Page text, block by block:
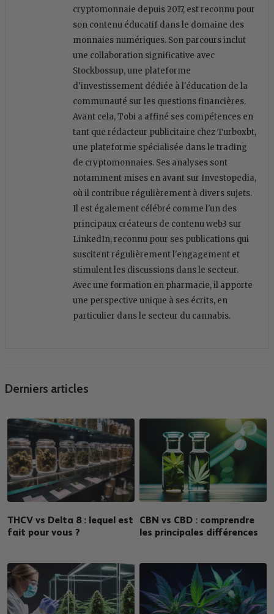
cryptomonnaie depuis 2017, est reconnu pour
son contenu éducatif dans le domaine des
monnaies numériques. Son parcours inclut
une collaboration significative avec
Stockbossup, une plateforme
d'investissement dédiée à l'éducation de la
communauté sur les questions financières.
Avant cela, Tobi a affiné ses compétences en
tant que rédacteur publicitaire chez Turboxbt,
une plateforme spécialisée dans le trading
de cryptomonnaies. Ses analyses sont
notamment mises en avant sur Investopedia,
où il contribue régulièrement à divers sujets.
Il est également célébré comme l'un des
principaux créateurs de contenu web3 sur
LinkedIn, reconnu pour ses publications qui
suscitent régulièrement l'engagement et
stimulent les discussions dans le secteur.
Avec une formation en pharmacie, il apporte
une perspective unique à ses écrits, en
particulier dans le secteur du cannabis.
Derniers articles
THCV vs Delta 8 : lequel est
fait pour vous ?
CBN vs CBD : comprendre
les principales différences